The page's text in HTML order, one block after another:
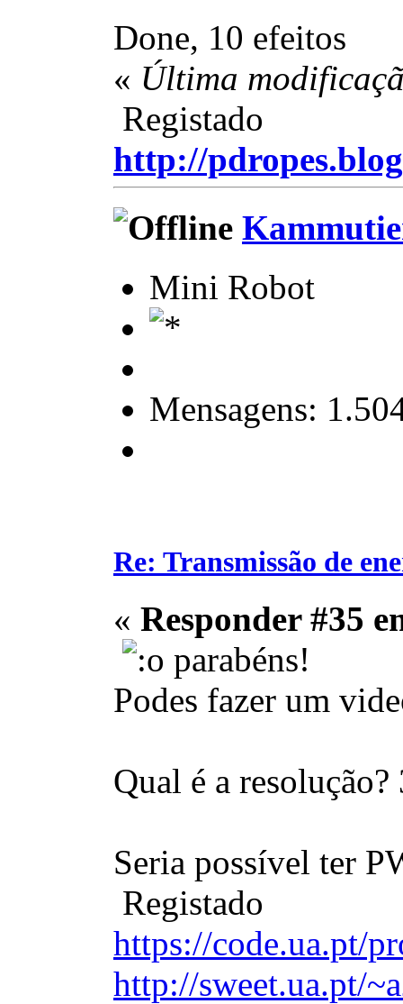
Done, 10 efeitos
« Última
Registado
http://
Mini Robot
Mensagens:
Re: Transmissão de
« Responder #35
parabéns!
Podes fazer um
Qual é a
Seria possível ter
Registado
https://code.ua.pt/
http://sweet.ua.pt/